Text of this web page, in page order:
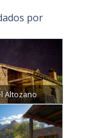
por
Altozano